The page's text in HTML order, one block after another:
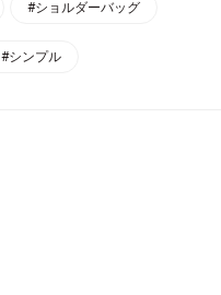
#ショルダーバッグ
#シンプル